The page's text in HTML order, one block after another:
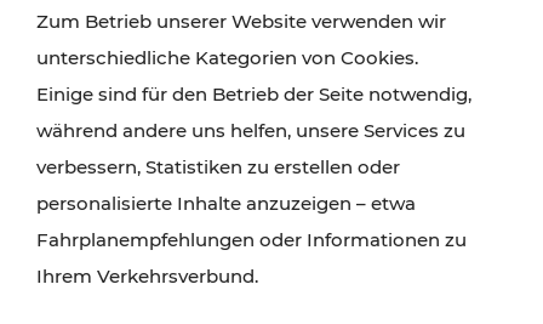
Wanderungen, Kultur und Gastronomie,
Radtouren oder purer Naturgenuss – viele
Attraktionen sind mit den Ticket- und Fahrplan-
Angeboten des VOR gut und schnell erreichbar.
Zum Betrieb unserer Website verwenden wir
unterschiedliche Kategorien von Cookies.
Einige sind für den Betrieb der Seite notwendig,
während andere uns helfen, unsere Services zu
verbessern, Statistiken zu erstellen oder
personalisierte Inhalte anzuzeigen – etwa
Fahrplanempfehlungen oder Informationen zu
Ihrem Verkehrsverbund.